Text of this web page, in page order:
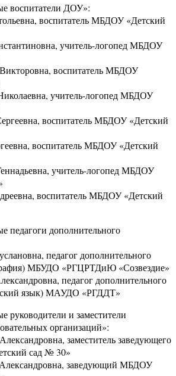
воспитатели ДОУ»:
воспитатель МБДОУ «Детский
учитель-логопед МБДОУ
воспитатель МБДОУ
учитель-логопед МБДОУ
воспитатель МБДОУ «Детский
воспитатель МБДОУ «Детский
учитель-логопед МБДОУ
воспитатель МБДОУ «Детский
педагоги дополнительного
педагог дополнительного
МБУДО «РГЦРТДиЮ «Созвездие»
педагог дополнительного
язык) МАУДО «РГДДТ»
и заместители
организаций»:
заместитель заведующего
сад № 30»
заведующий МБДОУ